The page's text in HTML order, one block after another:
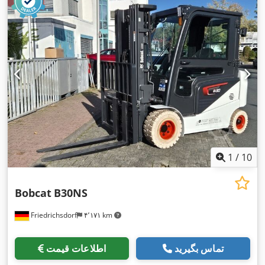
Elektro
, عرض ساخت:,
1 / 10
Friedrichsdorf ۴٬۱۷۱ km
Bobcat B30NS
اطلاعات قیمت تماس بگیرید